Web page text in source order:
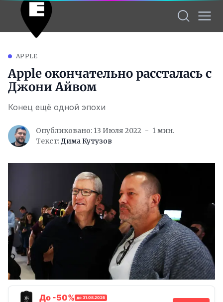
APPLE
Apple окончательно рассталась с
Джони Айвом
Конец ещё одной эпохи
Опубликовано: 13 Июля 2022
1 мин.
Текст:Дима Кутузов
До -50% до 31.08.2026